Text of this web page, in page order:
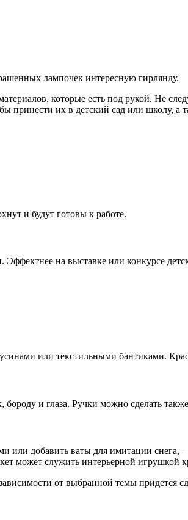
лампочек интересную гирлянду.
которые есть под рукой. Не
их в детский сад или школу, а
и будут готовы к работе.
на выставке или конкурсе
или текстильными бантиками.
и глаза. Ручки можно сделать
или добавить ваты для имитации
может служить интерьерной игрушкой
от выбранной темы придется